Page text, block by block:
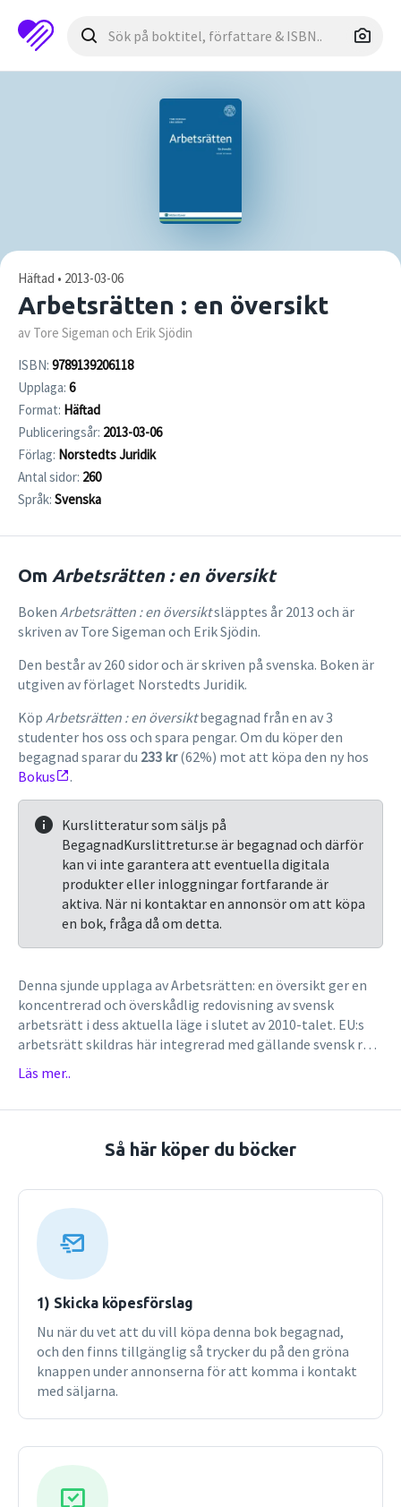
Häftad • 2013-03-06
Arbetsrätten : en översikt
av Tore Sigeman och Erik Sjödin
ISBN: 9789139206118
Upplaga: 6
Format: Häftad
Publiceringsår: 2013-03-06
Förlag: Norstedts Juridik
Antal sidor: 260
Språk: Svenska
Om Arbetsrätten : en översikt
Boken Arbetsrätten : en översiktsläpptes år 2013 och är
skriven av Tore Sigeman och Erik Sjödin.
Den består av 260 sidor och är skriven på svenska. Boken är
utgiven av förlaget Norstedts Juridik.
Köp Arbetsrätten : en översiktbegagnad från en av 3
studenter hos oss och spara pengar. Om du köper den
begagnad sparar du 233 kr(62%) mot att köpa den ny hos
Bokus
.
Kurslitteratur som säljs på
BegagnadKurslittretur.se är begagnad och därför
kan vi inte garantera att eventuella digitala
produkter eller inloggningar fortfarande är
aktiva. När ni kontaktar en annonsör om att köpa
en bok, fråga då om detta.
Denna sjunde upplaga av Arbetsrätten: en översikt ger en
koncentrerad och överskådlig redovisning av svensk
arbetsrätt i dess aktuella läge i slutet av 2010-talet. EU:s
arbetsrätt skildras här integrerad med gällande svensk rätt
och samspelet mellan lagstiftning och avtalsreglering
beskrivs och illustreras. Talrika hänvisningar ges till
arbetsrätt i europeiskt perspektiv. I en allmän del
behandlas främst arbetstagarbegreppet, fri rörlighet för
föreningsrätt och kollektivavtal samt arbetsstrid och
fredsplikt. Frågorna om arbetstagarinflytande över
företags- och arbetsledning behandlas som en särskild del
av arbetsrätten. Det mest omfattande kapitlet ägnas
anställningsförhållandets rätt och avser bl.a.tillkomsten
sanktioner, anställningsskydd samt företagsöverlåtelse
och andra partsskiften. Diskrimineringsrätten behandlas i
en del för sig och i två avslutande kapitel redovisas
arbetsmarknadsreglering samt arbetsmiljö och arbetstid.
Bland nyheterna i denna upplaga kan nämnas nya regler
länder och en ny lag om arbetstagare som slår larm om
allvarliga missförhållanden. De mest långtgående
Läs mer..
Så här köper du böcker
1) Skicka köpesförslag
Nu när du vet att du vill köpa denna bok begagnad,
och den finns tillgänglig så trycker du på den gröna
knappen under annonserna för att komma i kontakt
med säljarna.